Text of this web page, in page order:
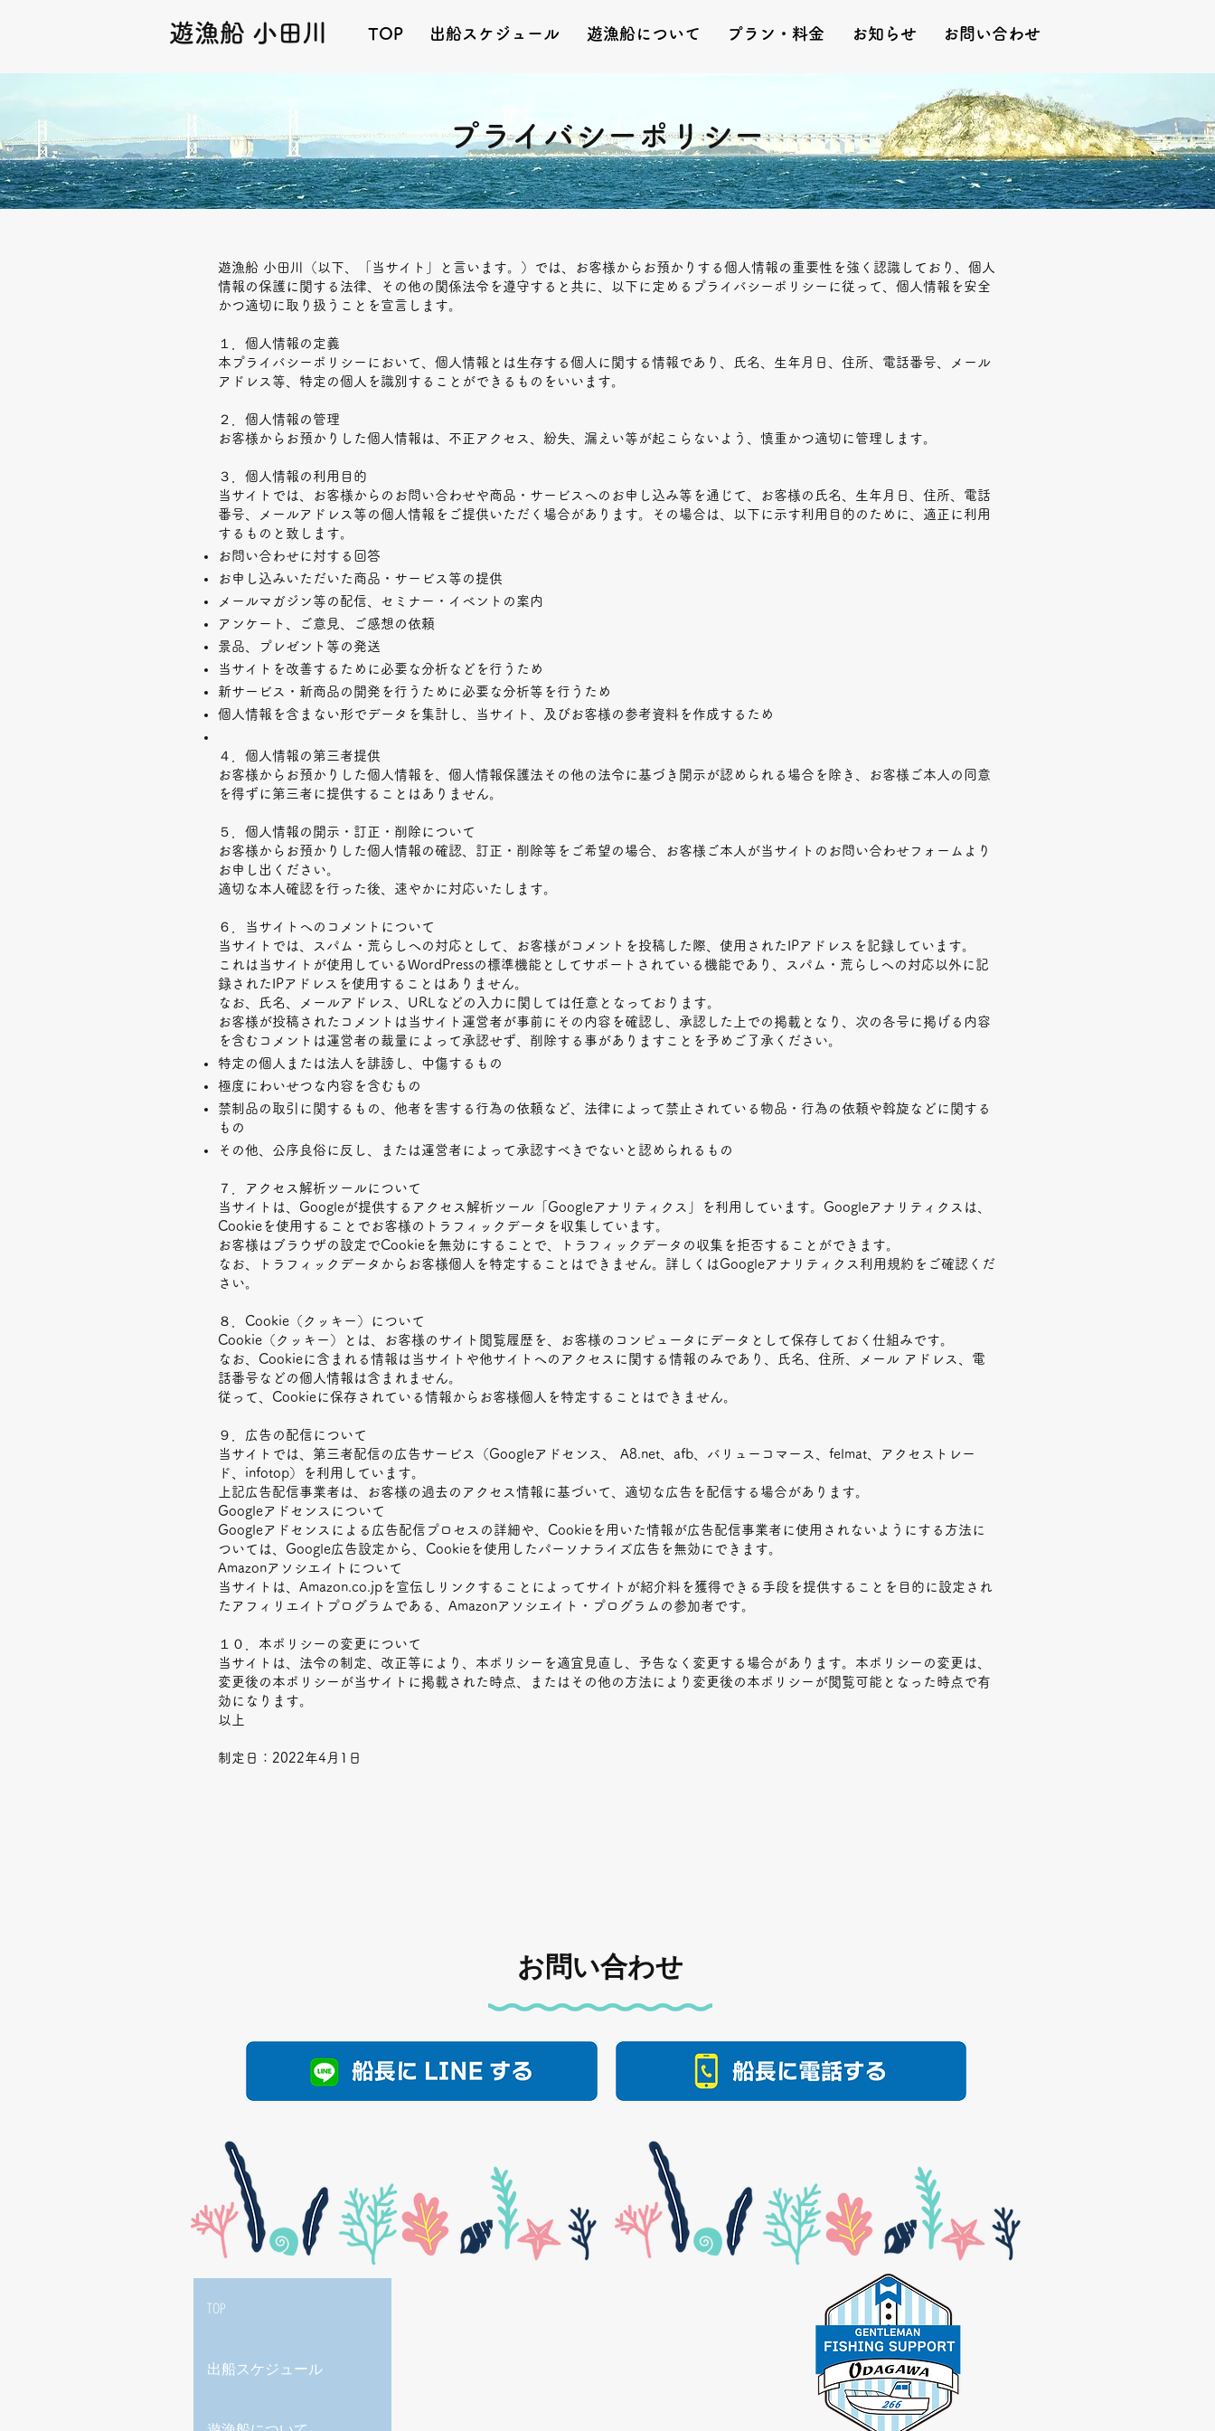
遊漁船 小田川 TOP 出船スケジュール 遊漁船について プラン・料金 お知らせ お問い合わせ
プライバシーポリシー
遊漁船 小田川（以下、「当サイト」と言います。）では、お客様からお預かりする個人情報の重要性を強く認識しており、個人
情報の保護に関する法律、その他の関係法令を遵守すると共に、以下に定めるプライバシーポリシーに従って、個人情報を安全
かつ適切に取り扱うことを宣言します。
１．個人情報の定義
本プライバシーポリシーにおいて、個人情報とは生存する個人に関する情報であり、氏名、生年月日、住所、電話番号、メール
アドレス等、特定の個人を識別することができるものをいいます。
２．個人情報の管理
お客様からお預かりした個人情報は、不正アクセス、紛失、漏えい等が起こらないよう、慎重かつ適切に管理します。
３．個人情報の利用目的
当サイトでは、お客様からのお問い合わせや商品・サービスへのお申し込み等を通じて、お客様の氏名、生年月日、住所、電話
番号、メールアドレス等の個人情報をご提供いただく場合があります。その場合は、以下に示す利用目的のために、適正に利用
するものと致します。
お問い合わせに対する回答
お申し込みいただいた商品・サービス等の提供
メールマガジン等の配信、セミナー・イベントの案内
アンケート、ご意見、ご感想の依頼
景品、プレゼント等の発送
当サイトを改善するために必要な分析などを行うため
新サービス・新商品の開発を行うために必要な分析等を行うため
個人情報を含まない形でデータを集計し、当サイト、及びお客様の参考資料を作成するため
４．個人情報の第三者提供
お客様からお預かりした個人情報を、個人情報保護法その他の法令に基づき開示が認められる場合を除き、お客様ご本人の同意
を得ずに第三者に提供することはありません。
５．個人情報の開示・訂正・削除について
お客様からお預かりした個人情報の確認、訂正・削除等をご希望の場合、お客様ご本人が当サイトのお問い合わせフォームより
お申し出ください。
適切な本人確認を行った後、速やかに対応いたします。
６．当サイトへのコメントについて
当サイトでは、スパム・荒らしへの対応として、お客様がコメントを投稿した際、使用されたIPアドレスを記録しています。
これは当サイトが使用しているWordPressの標準機能としてサポートされている機能であり、スパム・荒らしへの対応以外に記
録されたIPアドレスを使用することはありません。
なお、氏名、メールアドレス、URLなどの入力に関しては任意となっております。
お客様が投稿されたコメントは当サイト運営者が事前にその内容を確認し、承認した上での掲載となり、次の各号に掲げる内容
を含むコメントは運営者の裁量によって承認せず、削除する事がありますことを予めご了承ください。
特定の個人または法人を誹謗し、中傷するもの
極度にわいせつな内容を含むもの
禁制品の取引に関するもの、他者を害する行為の依頼など、法律によって禁止されている物品・行為の依頼や斡旋などに関する
もの
その他、公序良俗に反し、または運営者によって承認すべきでないと認められるもの
７．アクセス解析ツールについて
当サイトは、Googleが提供するアクセス解析ツール「Googleアナリティクス」を利用しています。Googleアナリティクスは、
Cookieを使用することでお客様のトラフィックデータを収集しています。
お客様はブラウザの設定でCookieを無効にすることで、トラフィックデータの収集を拒否することができます。
なお、トラフィックデータからお客様個人を特定することはできません。詳しくは Googleアナリティクス利用規約 をご確認くだ
さい。
８．Cookie（クッキー）について
Cookie（クッキー）とは、お客様のサイト閲覧履歴を、お客様のコンピュータにデータとして保存しておく仕組みです。
なお、Cookieに含まれる情報は当サイトや他サイトへのアクセスに関する情報のみであり、氏名、住所、メール アドレス、電
話番号などの個人情報は含まれません。
従って、Cookieに保存されている情報からお客様個人を特定することはできません。
９．広告の配信について
当サイトでは、第三者配信の広告サービス（Googleアドセンス、 A8.net、afb、バリューコマース、felmat、アクセストレー
ド、infotop）を利用しています。
上記広告配信事業者は、お客様の過去のアクセス情報に基づいて、適切な広告を配信する場合があります。
Googleアドセンスについて
Googleアドセンスによる広告配信プロセスの詳細や、Cookieを用いた情報が広告配信事業者に使用されないようにする方法に
ついては、 Google広告設定 から、Cookieを使用したパーソナライズ広告を無効にできます。
Amazonアソシエイトについて
当サイトは、Amazon.co.jpを宣伝しリンクすることによってサイトが紹介料を獲得できる手段を提供することを目的に設定され
たアフィリエイトプログラムである、Amazonアソシエイト・プログラムの参加者です。
１０．本ポリシーの変更について
当サイトは、法令の制定、改正等により、本ポリシーを適宜見直し、予告なく変更する場合があります。本ポリシーの変更は、
変更後の本ポリシーが当サイトに掲載された時点、またはその他の方法により変更後の本ポリシーが閲覧可能となった時点で有
効になります。
以上
制定日：2022年4月1日
お問い合わせ
TOP
出船スケジュール